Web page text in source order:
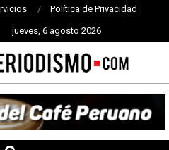
Política de Privacidad
jueves, 6 agosto 2026